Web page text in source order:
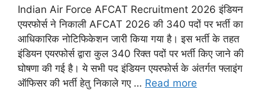
Indian Air Force AFCAT Recruitment 2026 इंडियन
एयरफोर्स ने निकाली AFCAT 2026 की 340 पदों पर भर्ती का
आधिकारिक नोटिफिकेशन जारी किया गया है। इस भर्ती के तहत
इंडियन एयरफोर्स द्वारा कुल 340 रिक्त पदों पर भर्ती किए जाने की
घोषणा की गई है। ये सभी पद इंडियन एयरफोर्स के अंतर्गत फ्लाइंग
ऑफिसर की भर्ती हेतु निकाले गए … Read more